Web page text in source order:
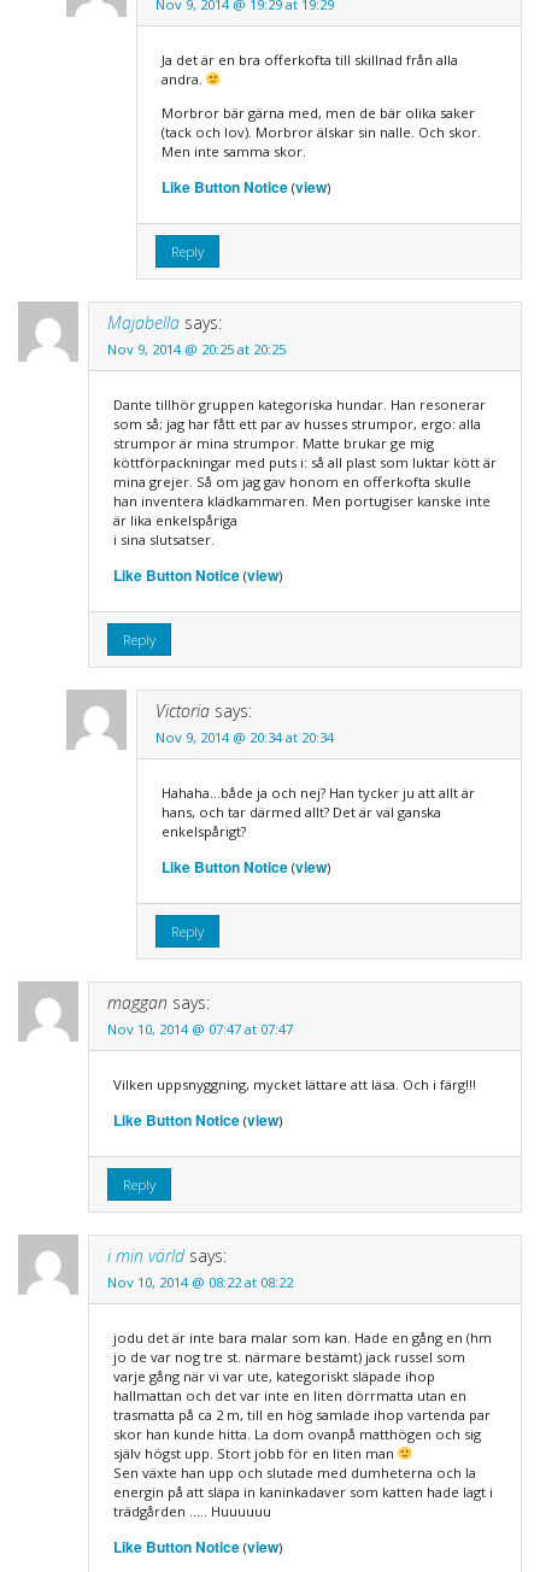
Nov 9, 2014 @ 19:29 at 19:29
Ja det är en bra offerkofta till skillnad från alla
andra.
Morbror bär gärna med, men de bär olika saker
(tack och lov). Morbror älskar sin nalle. Och skor.
Men inte samma skor.
Like Button Notice(view)
Reply
Majabella says:
Nov 9, 2014 @ 20:25 at 20:25
Dante tillhör gruppen kategoriska hundar. Han resonerar
som så; jag har fått ett par av husses strumpor, ergo: alla
strumpor är mina strumpor. Matte brukar ge mig
köttförpackningar med puts i: så all plast som luktar kött är
mina grejer. Så om jag gav honom en offerkofta skulle
han inventera klädkammaren. Men portugiser kanske inte
är lika enkelspåriga
i sina slutsatser.
Like Button Notice(view)
Reply
Victoria says:
Nov 9, 2014 @ 20:34 at 20:34
Hahaha…både ja och nej? Han tycker ju att allt är
hans, och tar därmed allt? Det är väl ganska
enkelspårigt?
Like Button Notice(view)
Reply
maggan says:
Nov 10, 2014 @ 07:47 at 07:47
Vilken uppsnyggning, mycket lättare att läsa. Och i färg!!!
Like Button Notice(view)
Reply
i min värld says:
Nov 10, 2014 @ 08:22 at 08:22
jodu det är inte bara malar som kan. Hade en gång en (hm
jo de var nog tre st. närmare bestämt) jack russel som
varje gång när vi var ute, kategoriskt släpade ihop
hallmattan och det var inte en liten dörrmatta utan en
trasmatta på ca 2 m, till en hög samlade ihop vartenda par
skor han kunde hitta. La dom ovanpå matthögen och sig
själv högst upp. Stort jobb för en liten man
Sen växte han upp och slutade med dumheterna och la
energin på att släpa in kaninkadaver som katten hade lagt i
trädgården ….. Huuuuuu
Like Button Notice(view)